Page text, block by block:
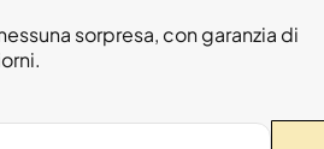
sorpresa, con garanzia di